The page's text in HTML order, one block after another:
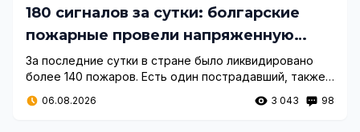
180 сигналов за сутки: болгарские
пожарные провели напряженную
среду
За последние сутки в стране было ликвидировано
более 140 пожаров. Есть один пострадавший, также
команды Главного управления «Пожарная
безопасность» приняли участие в 27 спасательных
06.08.2026 3 043 98